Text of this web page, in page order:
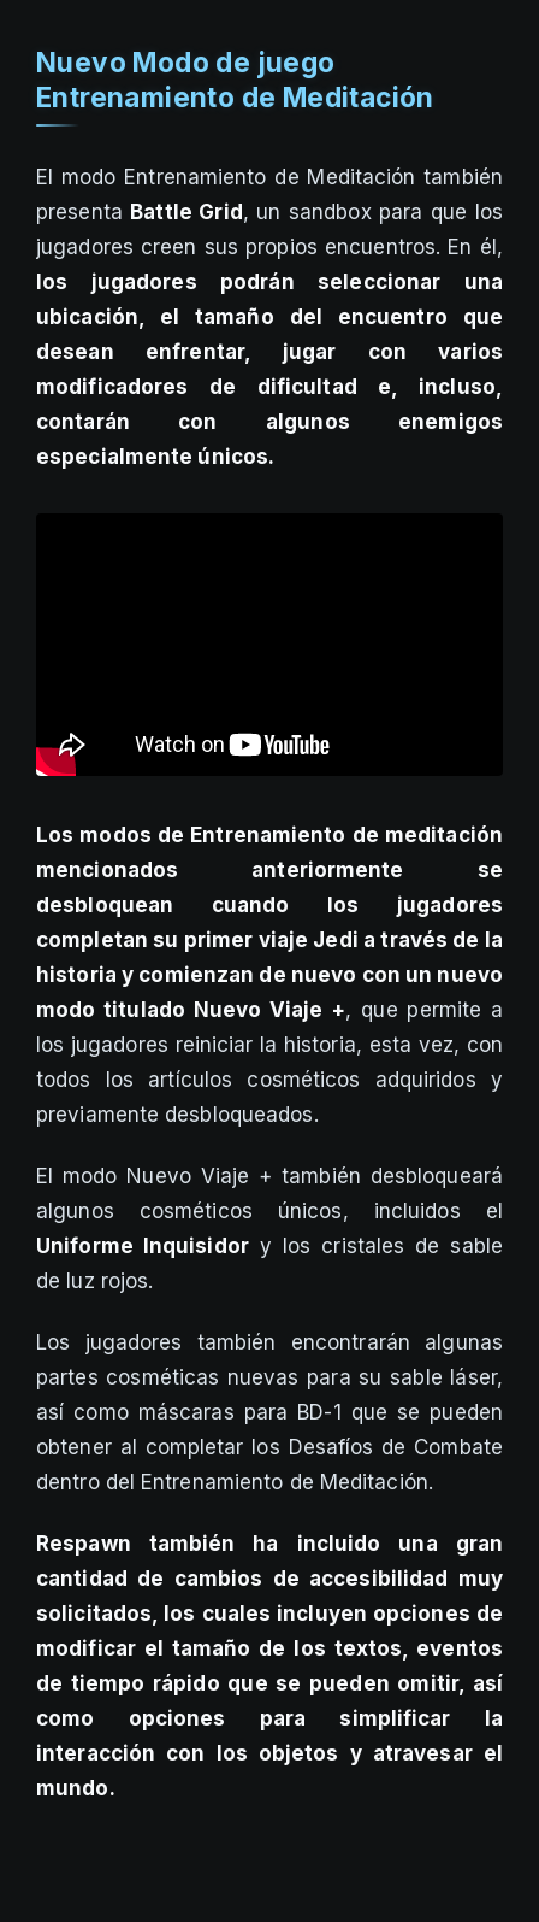
Nuevo Modo de juego
Entrenamiento de Meditación
El modo Entrenamiento de Meditación también
presenta Battle Grid, un sandbox para que los
jugadores creen sus propios encuentros. En él,
los jugadores podrán seleccionar una
ubicación, el tamaño del encuentro que
desean enfrentar, jugar con varios
modificadores de dificultad e, incluso,
contarán con algunos enemigos
especialmente únicos.
Los modos de Entrenamiento de meditación
mencionados anteriormente se
desbloquean cuando los jugadores
completan su primer viaje Jedi a través de la
historia y comienzan de nuevo con un nuevo
modo titulado Nuevo Viaje +, que permite a
los jugadores reiniciar la historia, esta vez, con
todos los artículos cosméticos adquiridos y
previamente desbloqueados.
El modo Nuevo Viaje + también desbloqueará
algunos cosméticos únicos, incluidos el
Uniforme Inquisidory los cristales de sable
de luz rojos.
Los jugadores también encontrarán algunas
partes cosméticas nuevas para su sable láser,
así como máscaras para BD-1 que se pueden
obtener al completar los Desafíos de Combate
dentro del Entrenamiento de Meditación.
Respawn también ha incluido una gran
cantidad de cambios de accesibilidad muy
solicitados, los cuales incluyen opciones de
modificar el tamaño de los textos, eventos
de tiempo rápido que se pueden omitir, así
como opciones para simplificar la
interacción con los objetos y atravesar el
mundo.